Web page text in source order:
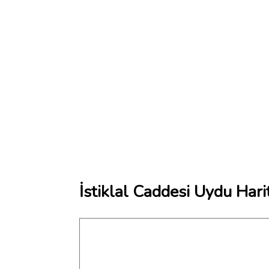
İstiklal Caddesi Uydu